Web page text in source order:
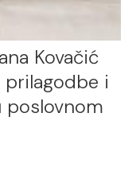
Kovačić
prilagodbe i
poslovnom